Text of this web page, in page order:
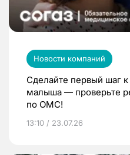
Новости компаний
Сделайте первый шаг
малыша — проверьте
по ОМС!
13:10 / 23.07.26